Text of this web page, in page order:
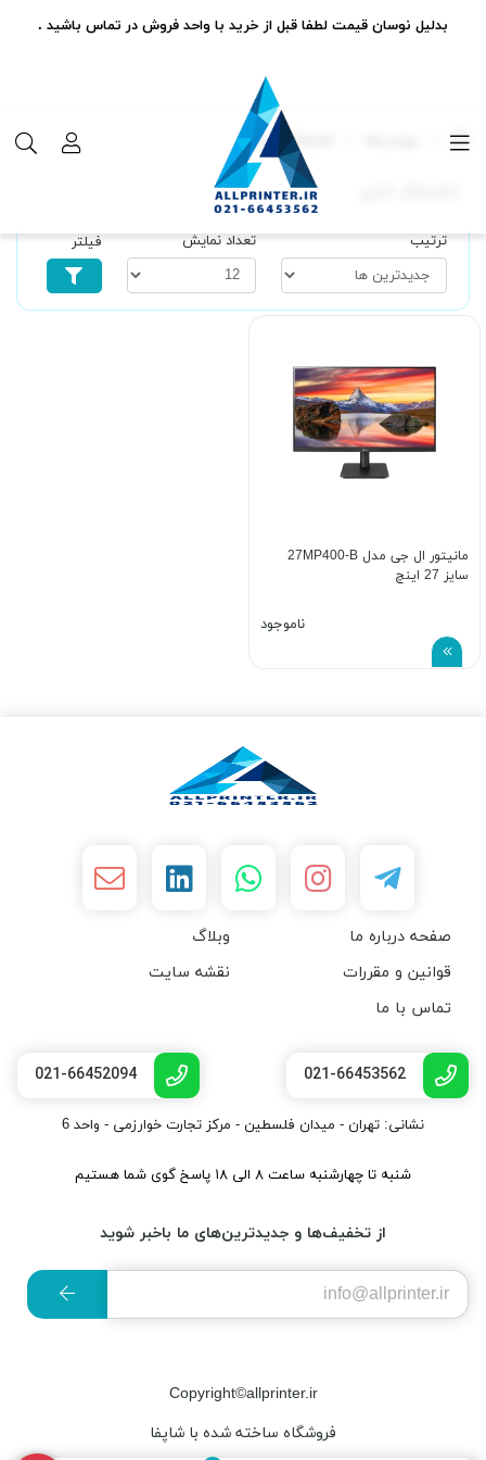
نمایشگر اداری
ترتیب تعداد نمایش فیلتر
مانيتور ال جی مدل 27MP400-B
سايز 27 اينچ
ناموجود
صفحه درباره ما
وبلاگ
قوانین و مقررات
نقشه سایت
تماس با ما
021-66453562
021-66452094
نشانی: تهران - میدان فلسطین - مرکز تجارت خوارزمی - واحد 6
شنبه تا چهارشنبه ساعت ۸ الی ۱۸ پاسخ گوی شما هستیم
از تخفیف‌ها و جدیدترین‌های ما باخبر شوید
Copyright©allprinter.ir
فروشگاه ساخته شده با شاپفا
بدلیل نوسان قیمت لطفا قبل از خرید با واحد فروش در تماس باشید .